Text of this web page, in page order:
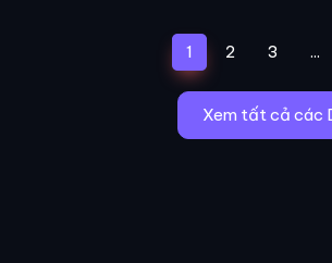
1 (current)
2 3 ...
Xem tất cả các